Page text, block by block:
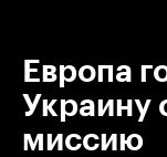
Европа
Украину
миссию